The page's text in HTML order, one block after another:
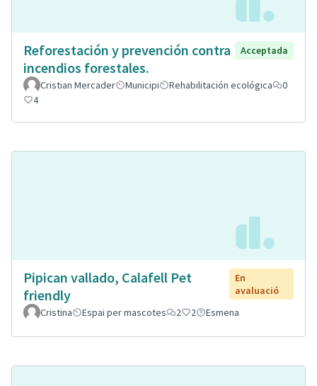
Reforestación y prevención contra
incendios forestales.
Acceptada
Cristian Mercader Municipi Rehabilitación ecológica
0
4
Pipican vallado, Calafell Pet
friendly
En
avaluació
Cristina
Espai per mascotes 2 2 Esmena